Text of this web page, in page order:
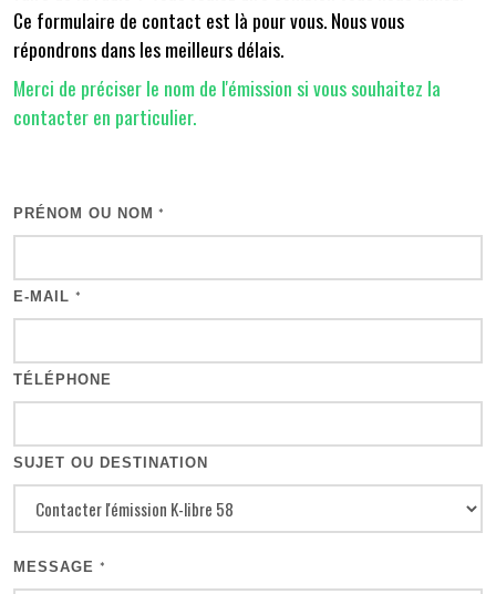
Ce formulaire de contact est là pour vous. Nous vous
répondrons dans les meilleurs délais.
Merci de préciser le nom de l'émission si vous souhaitez la
contacter en particulier.
PRÉNOM OU NOM *
E-MAIL *
TÉLÉPHONE
SUJET OU DESTINATION
MESSAGE *